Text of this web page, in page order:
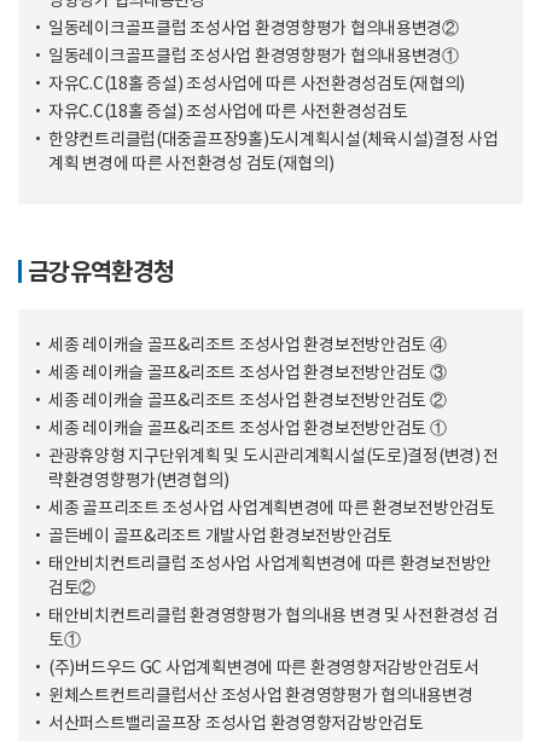
일동레이크골프클럽 조성사업 환경영향평가 협의내용변경②
일동레이크골프클럽 조성사업 환경영향평가 협의내용변경①
자유C.C(18홀 증설) 조성사업에 따른 사전환경성검토(재협의)
자유C.C(18홀 증설) 조성사업에 따른 사전환경성검토
한양컨트리클럽(대중골프장9홀)도시계획시설(체육시설)결정 사업
계획 변경에 따른 사전환경성 검토(재협의)
금강유역환경청
세종 레이캐슬 골프&리조트 조성사업 환경보전방안검토 ④
세종 레이캐슬 골프&리조트 조성사업 환경보전방안검토 ③
세종 레이캐슬 골프&리조트 조성사업 환경보전방안검토 ②
세종 레이캐슬 골프&리조트 조성사업 환경보전방안검토 ①
관광휴양형 지구단위계획 및 도시관리계획시설(도로)결정(변경) 전
략환경영향평가(변경협의)
세종 골프리조트 조성사업 사업계획변경에 따른 환경보전방안검토
골든베이 골프&리조트 개발사업 환경보전방안검토
태안비치컨트리클럽 조성사업 사업계획변경에 따른 환경보전방안
검토②
태안비치컨트리클럽 환경영향평가 협의내용 변경 및 사전환경성 검
토①
(주)버드우드 GC 사업계획변경에 따른 환경영향저감방안검토서
윈체스트컨트리클럽서산 조성사업 환경영향평가 협의내용변경
서산퍼스트밸리골프장 조성사업 환경영향저감방안검토